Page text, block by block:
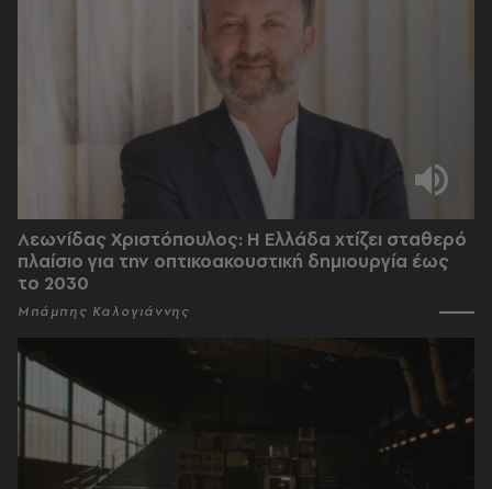
Λεωνίδας Χριστόπουλος: Η Ελλάδα χτίζει σταθερό
πλαίσιο για την οπτικοακουστική δημιουργία έως
το 2030
Μπάμπης Καλογιάννης